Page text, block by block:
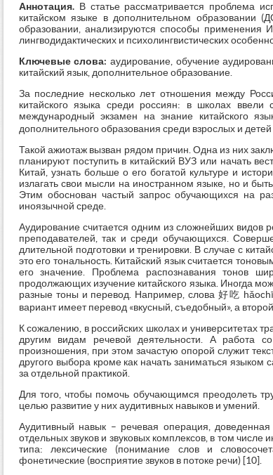
Аннотация. В статье рассматривается проблема
китайском языке в дополнительном образовании
образовании, анализируются способы применения
лингводидактических и психолингвистических
Ключевые слова:аудирование, обучение
китайский язык, дополнительное образование.
За последние несколько лет отношения между
китайского языка среди россиян: в школах ввели
международный экзамен на знание китайского
дополнительного образования среди взрослых и
Такой ажиотаж вызван рядом причин. Одна из них
планируют поступить в китайский ВУЗ или начать
Китай, узнать больше о его богатой культуре и
излагать свои мысли на иностранном языке, но и
Этим обоснован частый запрос обучающихся на
иноязычной среде.
Аудирование считается одним из сложнейших видов
преподавателей, так и среди обучающихся.
длительной подготовки и тренировки. В случае с
это его тональность. Китайский язык считается
его значение. Проблема распознавания тонов
продолжающих изучение китайского языка. Иногда
разные тоны и перевод. Например, слова 好吃
вариант имеет перевод «вкусный, съедобный», а
К сожалению, в российских школах и университетах
другим видам речевой деятельности. А работа
произношения, при этом зачастую опорой служит
другого выбора кроме как начать заниматься
за отдельной практикой.
Для того, чтобы помочь обучающимся преодолеть
целью развитие у них аудитивных навыков и умений.
Аудитивный навык – речевая операция,
отдельных звуков и звуковых комплексов, в том
типа: лексические (понимание слов и
фонетические (восприятие звуков в потоке речи) [10].